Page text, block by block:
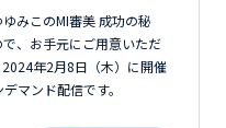
みこのMI審美 成功の秘
、お手元にご用意いただ
年2月8日（木）に開催
マンド配信です。